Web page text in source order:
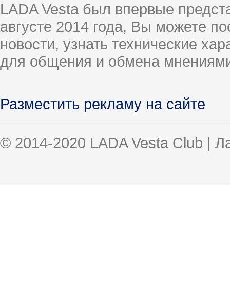
LADA Vesta был впервые
августе 2014 года, Вы можете
новости, узнать технические
для общения и обмена
Разместить рекламу на сайте
© 2014-2020 LADA Vesta Club |